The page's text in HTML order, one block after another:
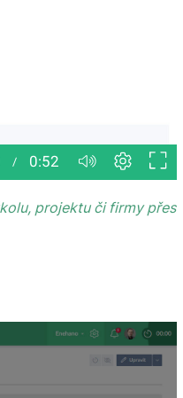
projektu či firmy přes